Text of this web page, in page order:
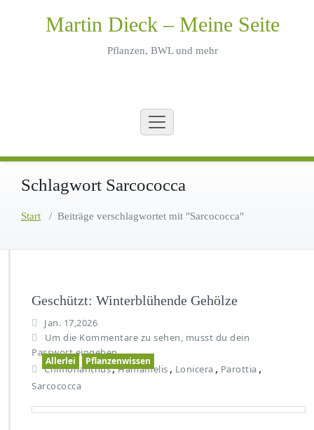
Martin Dieck – Meine Seite
Pflanzen, BWL und mehr
Schlagwort Sarcococca
Start / Beiträge verschlagwortet mit "Sarcococca"
Geschützt: Winterblühende Gehölze
Jan. 17,2026
Um die Kommentare zu sehen, musst du dein
Passwort eingeben.
Chimonanthus,Hamamelis , Lonicera , Parottia ,
Sarcococca
Allerlei Pflanzenwissen